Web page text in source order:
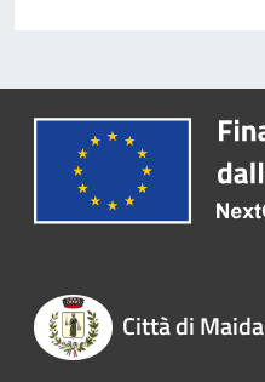
Città di Maida